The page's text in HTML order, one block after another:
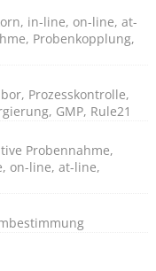
in-line, on-line, at-
Probenkopplung,
Prozesskontrolle,
GMP, Rule21
Probennahme,
on-line, at-line,